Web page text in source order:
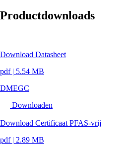
Productdownloads
Download Datasheet
pdf | 5.54 MB
DMEGC
Downloaden
Download Certificaat PFAS-vrij
pdf | 2.89 MB